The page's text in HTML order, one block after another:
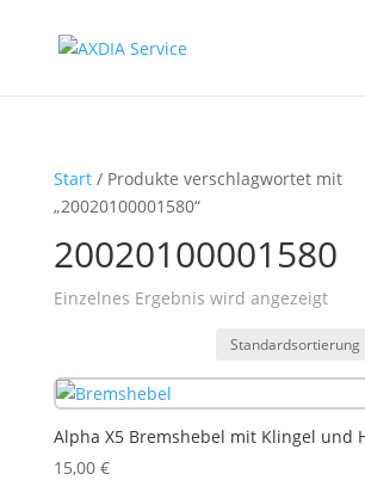
Start/ Produkte verschlagwortet mit
„20020100001580“
20020100001580
Einzelnes Ergebnis wird angezeigt
Alpha X5 Bremshebel mit Klingel und
15,00 €